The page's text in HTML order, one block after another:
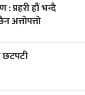
हौं भन्दै
अत्तोपत्तो
छटपटी